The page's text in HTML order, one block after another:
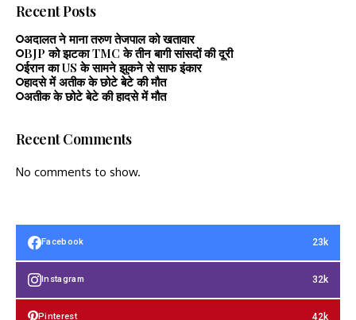
Recent Posts
अदालत ने माना तरुण तेजपाल को खतावार
BJP को झटका TMC के तीन बागी सांसदों की दूरी
ईरान का US के सामने झुकने से साफ इंकार
हादसे में अतीक के छोटे बेटे की मौत
अतीक के छोटे बेटे की हादसे में मौत
Recent Comments
No comments to show.
Facebook 23k
Instagram 32k
Pinterest 42k